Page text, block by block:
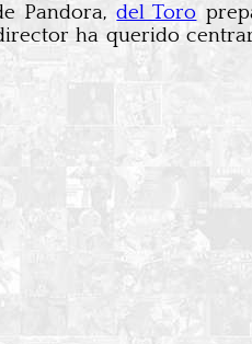
Pandora,del Toro
ha querido